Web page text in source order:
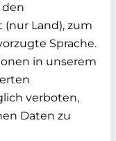
Land), zum
Sprache.
in unserem
verboten,
Daten zu